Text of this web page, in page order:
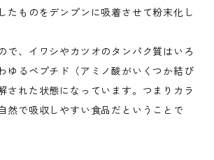
たものをデンプンに吸着させて粉末化し
で、イワシやカツオのタンパク質はいろ
ゆるペプチド（アミノ酸がいくつか結び
された状態になっています。つまりカラ
然で吸収しやすい食品だということで